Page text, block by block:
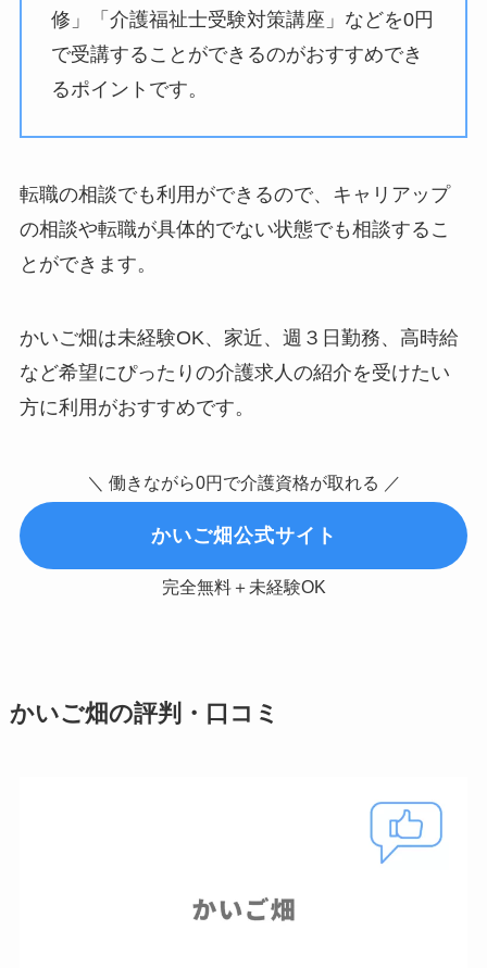
修」「介護福祉士受験対策講座」などを0円
で受講することができるのがおすすめでき
るポイントです。
転職の相談でも利用ができるので、キャリアップ
の相談や転職が具体的でない状態でも相談するこ
とができます。
かいご畑は未経験OK、家近、週３日勤務、高時給
など希望にぴったりの介護求人の紹介を受けたい
方に利用がおすすめです。
＼ 働きながら0円で介護資格が取れる ／
かいご畑公式サイト
完全無料＋未経験OK
かいご畑の評判・口コミ